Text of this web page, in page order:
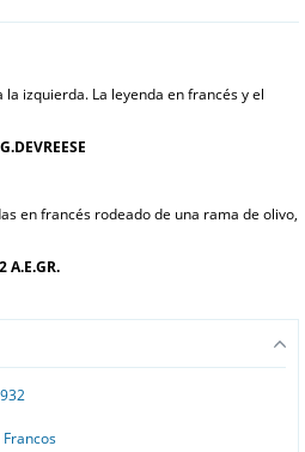
izquierda. La leyenda en francés y el
en francés rodeado de una rama de olivo,
A.E.GR.
Francos